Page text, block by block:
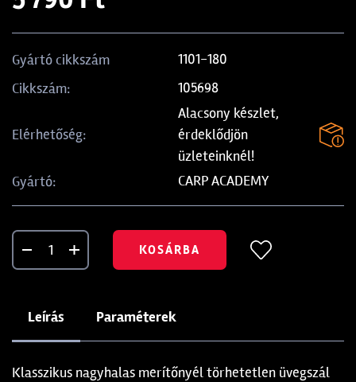
Gyártó cikkszám
1101-180
Cikkszám:
105698
Elérhetőség:
Alacsony készlet,
érdeklődjön
üzleteinknél!
Gyártó:
CARP ACADEMY
KOSÁRBA
Leírás Paraméterek
Klasszikus nagyhalas merítőnyél törhetetlen üvegszál